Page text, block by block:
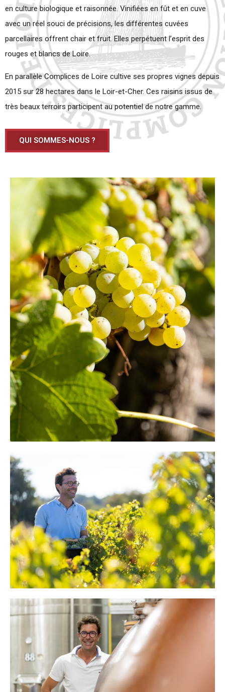
en culture biologique et raisonnée. Vinifiées en fût et en cuve
avec un réel souci de précisions, les différentes cuvées
parcellaires offrent chair et fruit. Elles perpétuent l’esprit des
rouges et blancs de Loire.
En parallèle Complices de Loire cultive ses propres vignes depuis
2015 sur 28 hectares dans le Loir-et-Cher. Ces raisins issus de
très beaux terroirs participent au potentiel de notre gamme.
QUI SOMMES-NOUS ?